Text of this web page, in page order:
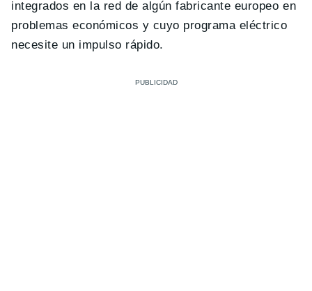
integrados en la red de algún fabricante europeo en
problemas económicos y cuyo programa eléctrico
necesite un impulso rápido.